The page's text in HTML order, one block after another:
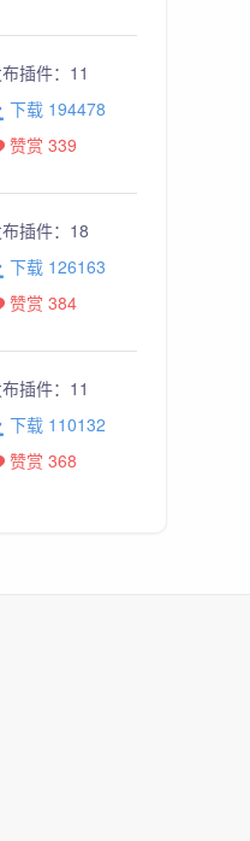
插件： 11
下载 194478
赞赏 339
插件： 18
下载 126163
赞赏 384
插件： 11
下载 110132
赞赏 368